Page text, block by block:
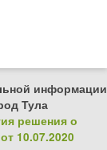
информации
Тула
решения о
10.07.2020